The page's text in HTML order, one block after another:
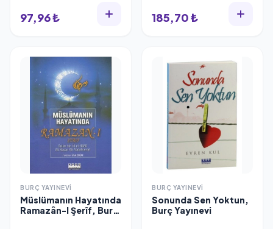
97,96 ₺ 185,70 ₺
BURÇ YAYINEVI
Müslümanın Hayatında
Ramazân-I Şerîf, Burç
BURÇ YAYINEVI
Sonunda Sen Yoktun,
Burç Yayınevi